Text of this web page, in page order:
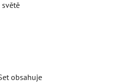
obsahuje